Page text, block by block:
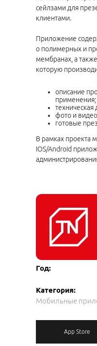
сейлзами для
клиентами.
Приложение
о полимерных и
мембранах, а
которую
описание
применения;
техническая
фото и
готовые
В рамках проекта
IOS/Android
Год:
Категория:
Мобильные
App Store